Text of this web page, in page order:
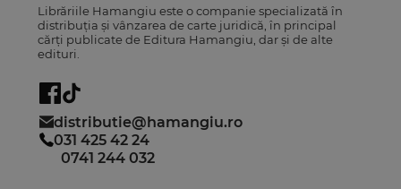
Librăriile Hamangiu este o companie specializată în
distribuția și vânzarea de carte juridică, în principal
cărți publicate de Editura Hamangiu, dar și de alte
edituri.
distributie@hamangiu.ro
031 425 42 24
0741 244 032